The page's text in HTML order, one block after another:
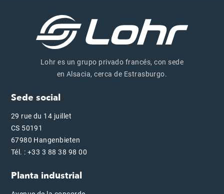
Lohr es un grupo privado francés, con sede
en Alsacia, cerca de Estrasburgo.
Sede social
29 rue du 14 juillet
CS 50191
67980 Hangenbieten
Tél. : +33 3 88 38 98 00
Planta industrial